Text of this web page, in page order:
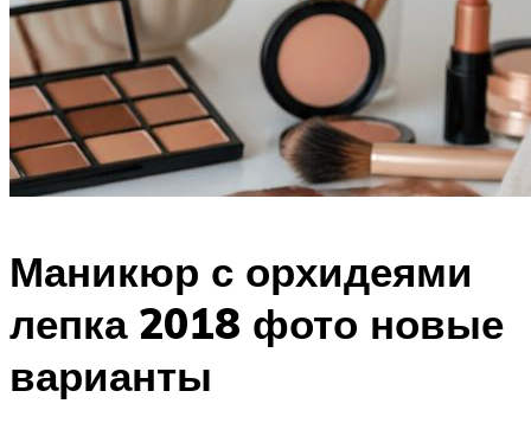
Маникюр с орхидеями
лепка 2018 фото новые
варианты